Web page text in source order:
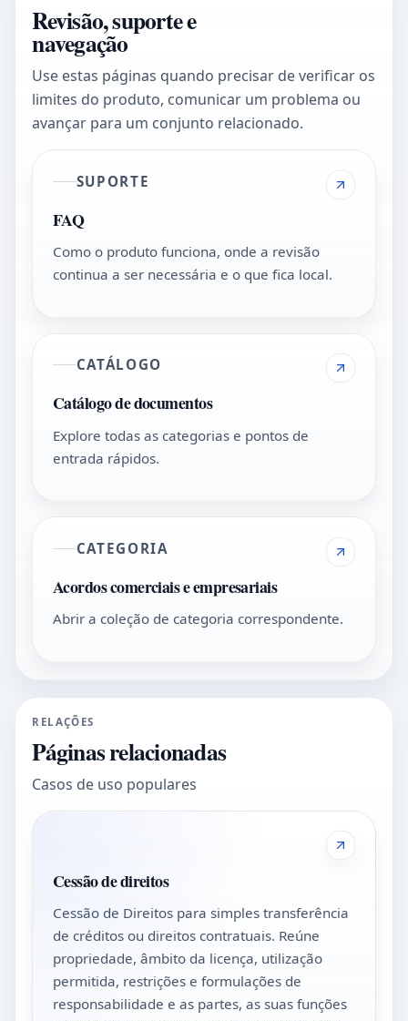
Revisão, suporte e
navegação
Use estas páginas quando precisar de verificar os
limites do produto, comunicar um problema ou
avançar para um conjunto relacionado.
SUPORTE
FAQ
Como o produto funciona, onde a revisão
continua a ser necessária e o que fica local.
CATÁLOGO
Catálogo de documentos
Explore todas as categorias e pontos de
entrada rápidos.
CATEGORIA
Acordos comerciais e empresariais
Abrir a coleção de categoria correspondente.
RELAÇÕES
Páginas relacionadas
Casos de uso populares
Cessão de direitos
Cessão de Direitos para simples transferência
de créditos ou direitos contratuais. Reúne
propriedade, âmbito da licença, utilização
permitida, restrições e formulações de
responsabilidade e as partes, as suas funções